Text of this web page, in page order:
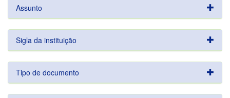
Assunto
Sigla da instituição
Tipo de documento